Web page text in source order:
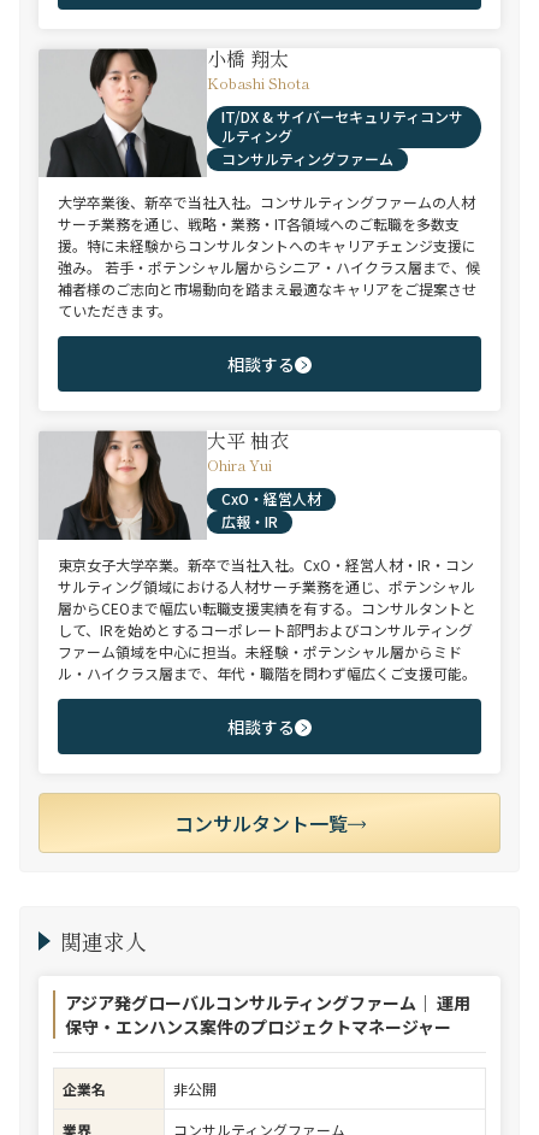
小橋 翔太
Kobashi Shota
IT/DX & サイバーセキュリティコンサ
ルティング
コンサルティングファーム
大学卒業後、新卒で当社入社。コンサルティングファームの人材
サーチ業務を通じ、戦略・業務・IT各領域へのご転職を多数支
援。特に未経験からコンサルタントへのキャリアチェンジ支援に
強み。 若手・ポテンシャル層からシニア・ハイクラス層まで、候
補者様のご志向と市場動向を踏まえ最適なキャリアをご提案させ
ていただきます。
相談する
大平 柚衣
Ohira Yui
CxO・経営人材
広報・IR
東京女子大学卒業。新卒で当社入社。CxO・経営人材・IR・コン
サルティング領域における人材サーチ業務を通じ、ポテンシャル
層からCEOまで幅広い転職支援実績を有する。コンサルタントと
して、IRを始めとするコーポレート部門およびコンサルティング
ファーム領域を中心に担当。未経験・ポテンシャル層からミド
ル・ハイクラス層まで、年代・職階を問わず幅広くご支援可能。
相談する
コンサルタント一覧
関連求人
アジア発グローバルコンサルティングファーム｜ 運用
保守・エンハンス案件のプロジェクトマネージャー
企業名
非公開
業界
コンサルティングファーム